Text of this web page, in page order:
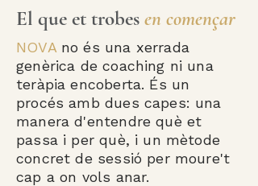
El que et trobes en començar
NOVAno és una xerrada
genèrica de coaching ni una
teràpia encoberta. És un
procés amb dues capes: una
manera d'entendre què et
passa i per què, i un mètode
concret de sessió per moure't
cap a on vols anar.